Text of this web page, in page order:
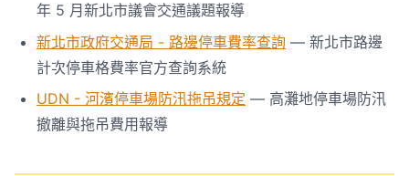
年 5 月新北市議會交通議題報導
新北市政府交通局 - 路邊停車費率查詢 — 新北市路邊
計次停車格費率官方查詢系統
UDN - 河濱停車場防汛拖吊規定 — 高灘地停車場防汛
撤離與拖吊費用報導